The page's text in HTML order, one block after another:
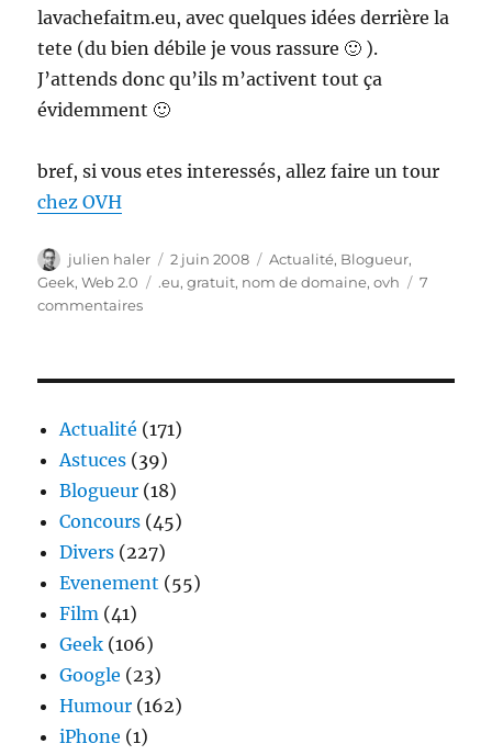
lavachefaitm.eu, avec quelques idées derrière la
tete (du bien débile je vous rassure 🙂 ).
J’attends donc qu’ils m’activent tout ça
évidemment 🙂
bref, si vous etes interessés, allez faire un tour
chez OVH
Auteur
julien haler
Publié
le
2 juin 2008 Catégories
Actualité, Blogueur,
Geek,Web 2.0 Étiquettes
.eu,gratuit, nom de domaine,ovh
7
commentairessur
nom
de
domaine
en
.eu
Actualité (171)
Astuces (39)
Blogueur (18)
Concours (45)
Divers (227)
Evenement (55)
Film (41)
Geek (106)
Google (23)
Humour (162)
iPhone (1)